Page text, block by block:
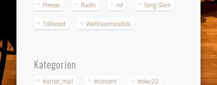
Presse Radio rol Song Slam
Tollwood Weltraumstudios
Kategorien
#artist_mail #concert #dwc22